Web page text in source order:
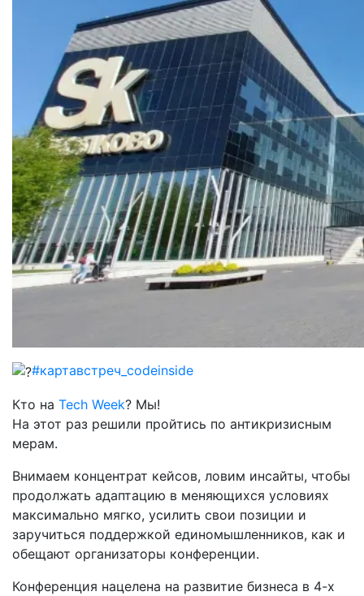
#картавстреч_codeinside
Кто на Tech Week? Мы!
На этот раз решили пройтись по антикризисным
мерам.
Внимаем концентрат кейсов, ловим инсайты, чтобы
продолжать адаптацию в меняющихся условиях
максимально мягко, усилить свои позиции и
заручиться поддержкой единомышленников, как и
обещают организаторы конференции.
Конференция нацелена на развитие бизнеса в 4-х